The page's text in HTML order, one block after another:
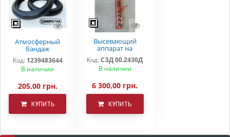
Атмосферный
бандаж
прикатывающего
колеса СЗ 3,6 СЗ
5,4 (КПЗ 280*60)
Код: 1239483644
В наличии
205,00 грн.
КУПИТЬ
Высевающий
аппарат на
зерновую сеялку
в сборе с дном СЗ
5,4(3,6) Деметра
Код: СЗД 00.2430Д
В наличии
6 300,00 грн.
КУПИТЬ